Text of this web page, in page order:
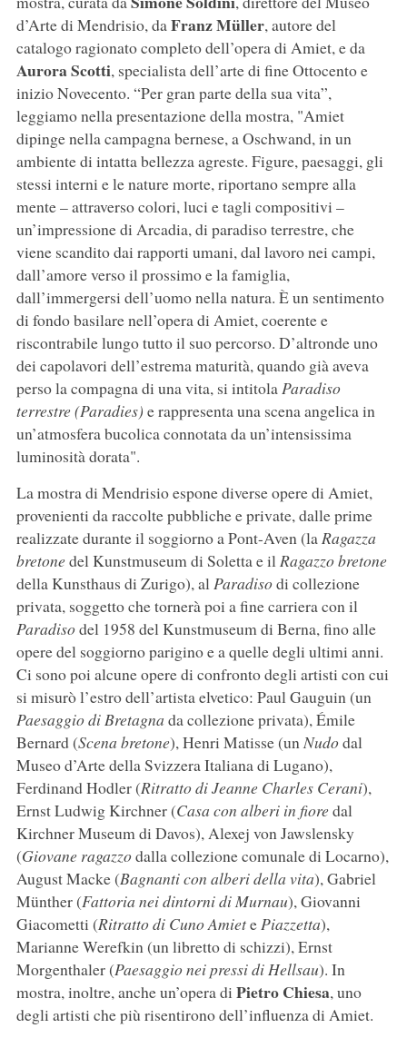
d’Arte di Mendrisio, daFranz Müller, autore del
catalogo ragionato completo dell’opera di Amiet, e da
Aurora Scotti, specialista dell’arte di fine Ottocento e
inizio Novecento. “Per gran parte della sua vita”,
leggiamo nella presentazione della mostra, "Amiet
dipinge nella campagna bernese, a Oschwand, in un
ambiente di intatta bellezza agreste. Figure, paesaggi, gli
stessi interni e le nature morte, riportano sempre alla
mente – attraverso colori, luci e tagli compositivi –
un’impressione di Arcadia, di paradiso terrestre, che
viene scandito dai rapporti umani, dal lavoro nei campi,
dall’amore verso il prossimo e la famiglia,
dall’immergersi dell’uomo nella natura. È un sentimento
di fondo basilare nell’opera di Amiet, coerente e
riscontrabile lungo tutto il suo percorso. D’altronde uno
dei capolavori dell’estrema maturità, quando già aveva
perso la compagna di una vita, si intitolaParadiso
terrestre (Paradies) e rappresenta una scena angelica in
un’atmosfera bucolica connotata da un’intensissima
luminosità dorata".
La mostra di Mendrisio espone diverse opere di Amiet,
provenienti da raccolte pubbliche e private, dalle prime
realizzate durante il soggiorno a Pont-Aven (laRagazza
bretonedel Kunstmuseum di Soletta e ilRagazzo bretone
della Kunsthaus di Zurigo), alParadisodi collezione
privata, soggetto che tornerà poi a fine carriera con il
Paradisodel 1958 del Kunstmuseum di Berna, fino alle
opere del soggiorno parigino e a quelle degli ultimi anni.
Ci sono poi alcune opere di confronto degli artisti con cui
si misurò l’estro dell’artista elvetico: Paul Gauguin (un
Paesaggio di Bretagna da collezione privata), Émile
Bernard (Scena bretone), Henri Matisse (unNudodal
Museo d’Arte della Svizzera Italiana di Lugano),
Ferdinand Hodler (Ritratto di Jeanne Charles Cerani),
Ernst Ludwig Kirchner (Casa con alberi in fioredal
Kirchner Museum di Davos), Alexej von Jawslensky
(Giovane ragazzodalla collezione comunale di Locarno),
August Macke (Bagnanti con alberi della vita), Gabriel
Münther (Fattoria nei dintorni di Murnau), Giovanni
Giacometti (Ritratto di Cuno AmietePiazzetta),
Marianne Werefkin (un libretto di schizzi), Ernst
Morgenthaler (Paesaggio nei pressi di Hellsau). In
mostra, inoltre, anche un’opera di Pietro Chiesa, uno
degli artisti che più risentirono dell’influenza di Amiet.